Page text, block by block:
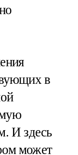
в
И здесь
может